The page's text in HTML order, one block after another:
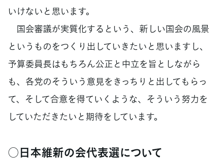
いけないと思います。
国会審議が実質化するという、新しい国会の風景
というものをつくり出していきたいと思いますし、
予算委員長はもちろん公正と中立を旨としながら
も、各党のそういう意見をきっちりと出してもらっ
て、そして合意を得ていくような、そういう努力を
していただきたいと期待をしています。
○日本維新の会代表選について